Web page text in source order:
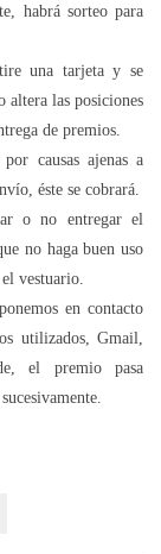
habrá sorteo para
una tarjeta y se
altera las posiciones
de premios.
causas ajenas a
éste se cobrará.
o no entregar el
no haga buen uso
vestuario.
en contacto
utilizados, Gmail,
el premio pasa